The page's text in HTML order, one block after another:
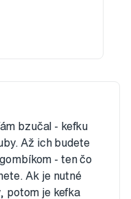
bzučal - kefku
Až ich budete
- ten čo
Ak je nutné
potom je kefka